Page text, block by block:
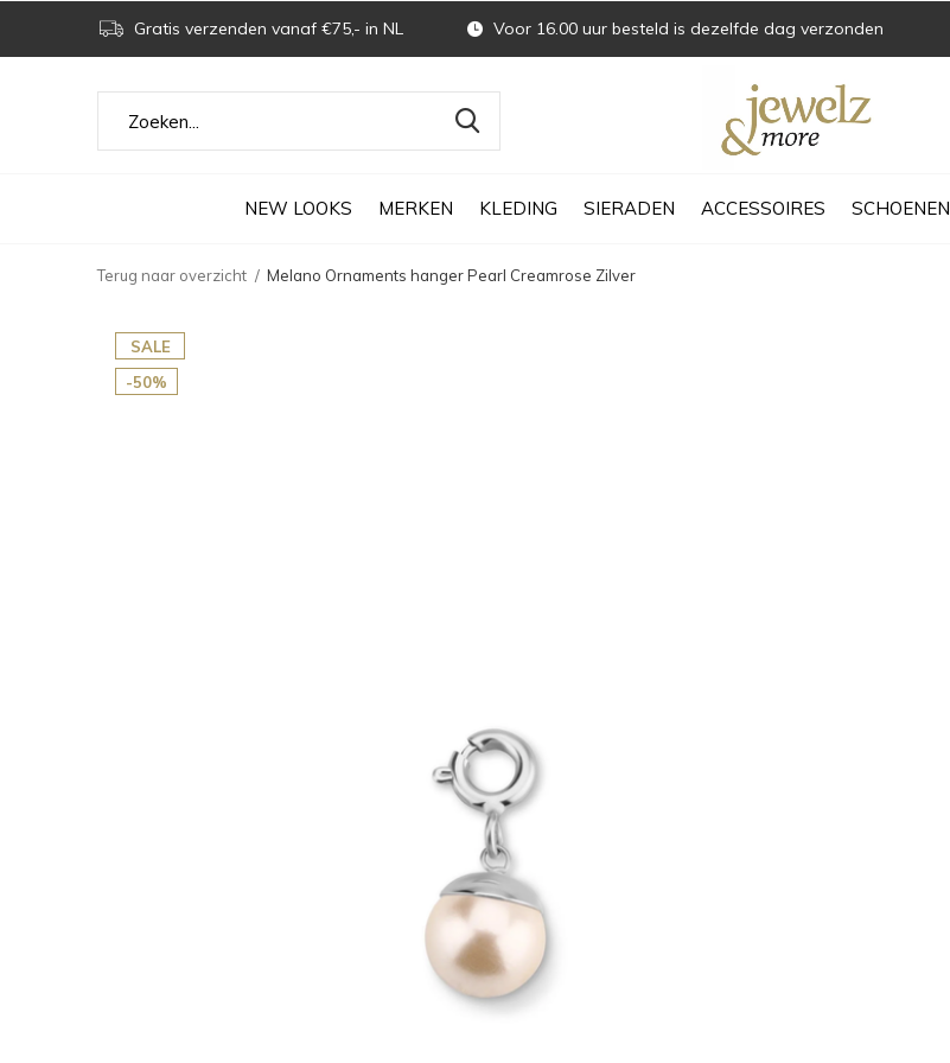
NEW LOOKS MERKEN KLEDING SIERADEN ACCESSOIRES SCHOENEN
Gratis verzenden vanaf €75,- in NL Voor 16.00 uur besteld is dezelfde dag verzonden
Terug naar overzicht Melano Ornaments hanger Pearl Creamrose Zilver
SALE
-50%